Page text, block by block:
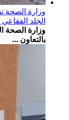
وزارة الصحة
الجلد
وزارة الصحة
بالتعاون ...